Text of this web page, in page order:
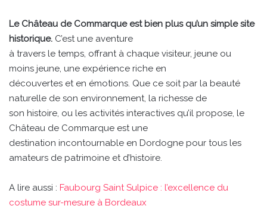
Le Château de Commarque est bien plus qu’un simple site
historique. C’est une aventure
à travers le temps, offrant à chaque visiteur, jeune ou
moins jeune, une expérience riche en
découvertes et en émotions. Que ce soit par la beauté
naturelle de son environnement, la richesse de
son histoire, ou les activités interactives qu’il propose, le
Château de Commarque est une
destination incontournable en Dordogne pour tous les
amateurs de patrimoine et d’histoire.
A lire aussi : Faubourg Saint Sulpice : l’excellence du
costume sur-mesure à Bordeaux